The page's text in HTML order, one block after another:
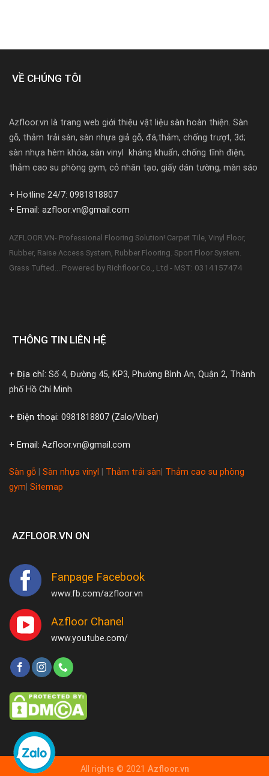
VỀ CHÚNG TÔI
Azfloor.vn là trang web giới thiệu vật liệu sàn hoàn thiện. Sàn
gỗ, thảm trải sàn, sàn nhựa giả gỗ, đá,thảm, chống trượt, 3d;
sàn nhựa hèm khóa, sàn vinyl kháng khuẩn, chống tĩnh điện;
thảm cao su phòng gym, cỏ nhân tạo, giấy dán tường, màn sáo
+ Hotline 24/7: 0981818807
+ Email: azfloor.vn@gmail.com
AZFLOOR.VN- Professional Flooring Solution! Carpet Tile, Vinyl Floor,
Rubber, Raise Access System, Rubber Flooring. Sport Floor System.
Grass Tufted... Powered by Richfloor Co., Ltd - MST: 0314157474
THÔNG TIN LIÊN HỆ
+ Địa chỉ: Số 4, Đường 45, KP3, Phường Bình An, Quận 2, Thành
phố Hồ Chí Minh
+ Điện thoại: 0981818807 (Zalo/Viber)
+ Email: Azfloor.vn@gmail.com
Sàn gỗ Sàn nhựa vinyl Thảm trải sàn Thảm cao su phòng
gym Sitemap
AZFLOOR.VN ON
Fanpage Facebook
www.fb.com/azfloor.vn
Azfloor Chanel
www.youtube.com/
All rights © 2021 Azfloor.vn